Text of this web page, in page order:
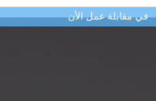
في مقابلة عمل الأن